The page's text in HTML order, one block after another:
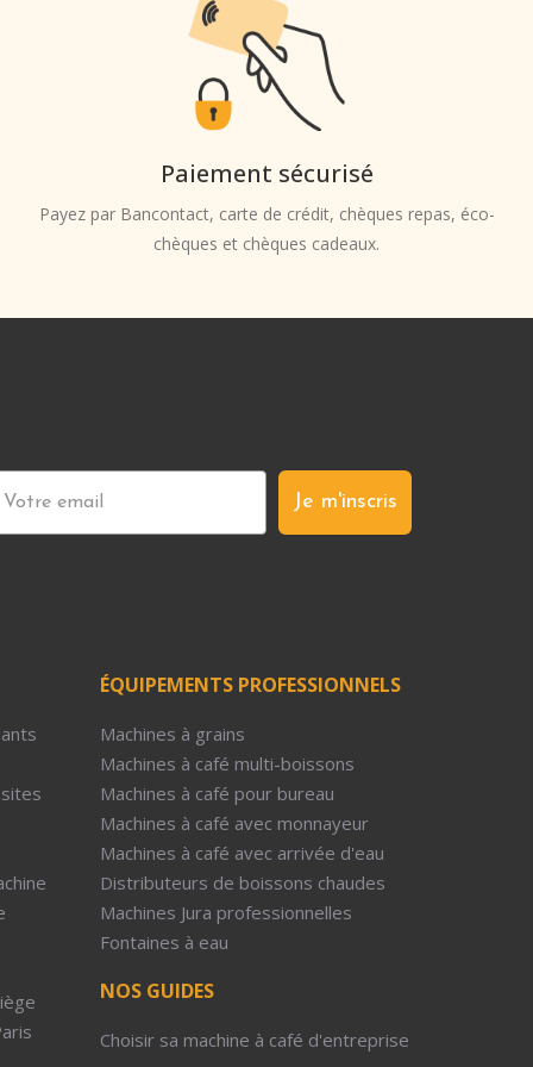
Paiement sécurisé
Payez par Bancontact, carte de crédit, chèques repas, éco-
chèques et chèques cadeaux.
Je m'inscris
ÉQUIPEMENTS PROFESSIONNELS
Machines à grains
Machines à café multi-boissons
Machines à café pour bureau
Machines à café avec monnayeur
Machines à café avec arrivée d'eau
Distributeurs de boissons chaudes
Machines Jura professionnelles
Fontaines à eau
NOS GUIDES
Choisir sa machine à café d'entreprise